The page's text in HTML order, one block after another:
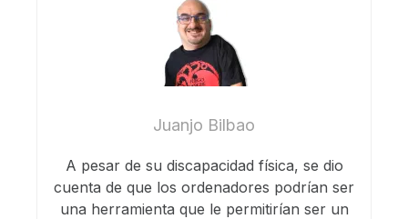
Juanjo Bilbao
A pesar de su discapacidad física, se dio
cuenta de que los ordenadores podrían ser
una herramienta que le permitirían ser un